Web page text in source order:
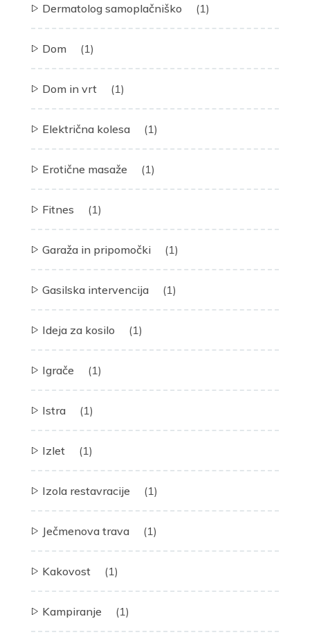
Dermatolog samoplačniško (1)
Dom (1)
Dom in vrt (1)
Električna kolesa (1)
Erotične masaže (1)
Fitnes (1)
Garaža in pripomočki (1)
Gasilska intervencija (1)
Ideja za kosilo (1)
Igrače (1)
Istra (1)
Izlet (1)
Izola restavracije (1)
Ječmenova trava (1)
Kakovost (1)
Kampiranje (1)